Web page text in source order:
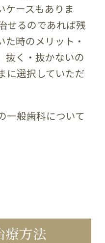
ケースもありま
せるのであれば残
た時のメリット・
抜く・抜かないの
に選択していただ
一般歯科について
療方法